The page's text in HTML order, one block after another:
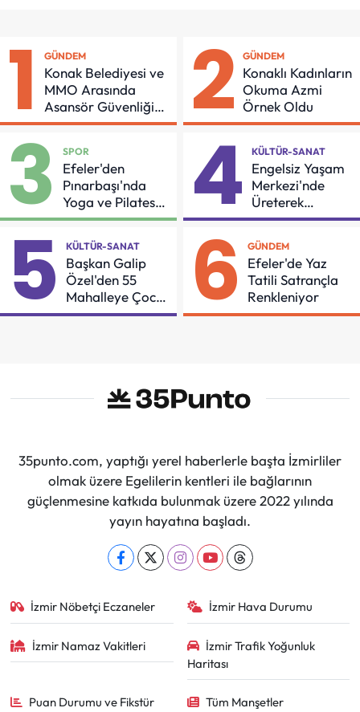
1 GÜNDEM
Konak Belediyesi ve
MMO Arasında
Asansör Güvenliği
İçin Önemli Protokol
2 GÜNDEM
Konaklı Kadınların
Okuma Azmi
Örnek Oldu
3 SPOR
Efeler'den
Pınarbaşı'nda
Yoga ve Pilates
Buluşması
4 KÜLTÜR-SANAT
Engelsiz Yaşam
Merkezi'nde
Üreterek
Güçleniyorlar
5 KÜLTÜR-SANAT
Başkan Galip
Özel'den 55
Mahalleye Çocuk
Şenliği
6 GÜNDEM
Efeler'de Yaz
Tatili Satrançla
Renkleniyor
35punto.com, yaptığı yerel haberlerle başta İzmirliler
olmak üzere Egelilerin kentleri ile bağlarının
güçlenmesine katkıda bulunmak üzere 2022 yılında
yayın hayatına başladı.
İzmir Nöbetçi Eczaneler İzmir Hava Durumu
İzmir Namaz Vakitleri
İzmir Trafik Yoğunluk
Haritası
Puan Durumu ve Fikstür Tüm Manşetler